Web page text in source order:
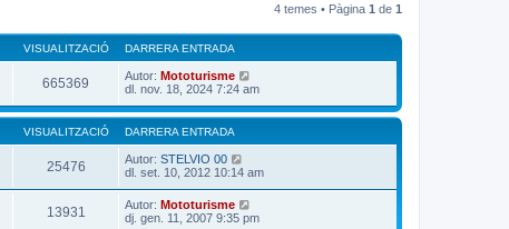
4 temes • Pàgina 1 de 1
VISUALITZACIÓ DARRERA ENTRADA
665369 Autor: Mototurisme
dl. nov. 18, 2024 7:24 am
VISUALITZACIÓ DARRERA ENTRADA
25476 Autor: STELVIO 00
dl. set. 10, 2012 10:14 am
13931 Autor: Mototurisme
dj. gen. 11, 2007 9:35 pm